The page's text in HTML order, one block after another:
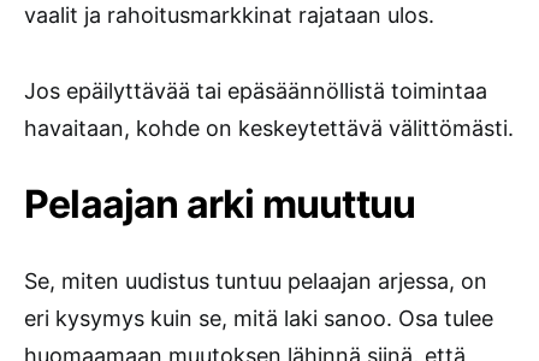
vaalit ja rahoitusmarkkinat rajataan ulos.
Jos epäilyttävää tai epäsäännöllistä toimintaa
havaitaan, kohde on keskeytettävä välittömästi.
Pelaajan arki muuttuu
Se, miten uudistus tuntuu pelaajan arjessa, on
eri kysymys kuin se, mitä laki sanoo. Osa tulee
huomaamaan muutoksen lähinnä siinä, että